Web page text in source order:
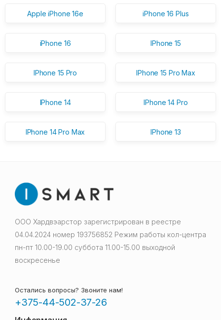
Apple iPhone 16e iPhone 16 Plus
iPhone 16 IPhone 15
IPhone 15 Pro IPhone 15 Pro Max
IPhone 14 IPhone 14 Pro
IPhone 14 Pro Max IPhone 13
ООО Хардвэарстор зарегистрирован в реестре
04.04.2024 номер 193756852 Режим работы кол-центра
пн-пт 10.00-19.00 суббота 11.00-15.00 выходной
воскресенье
Остались вопросы? Звоните нам!
+375-44-502-37-26